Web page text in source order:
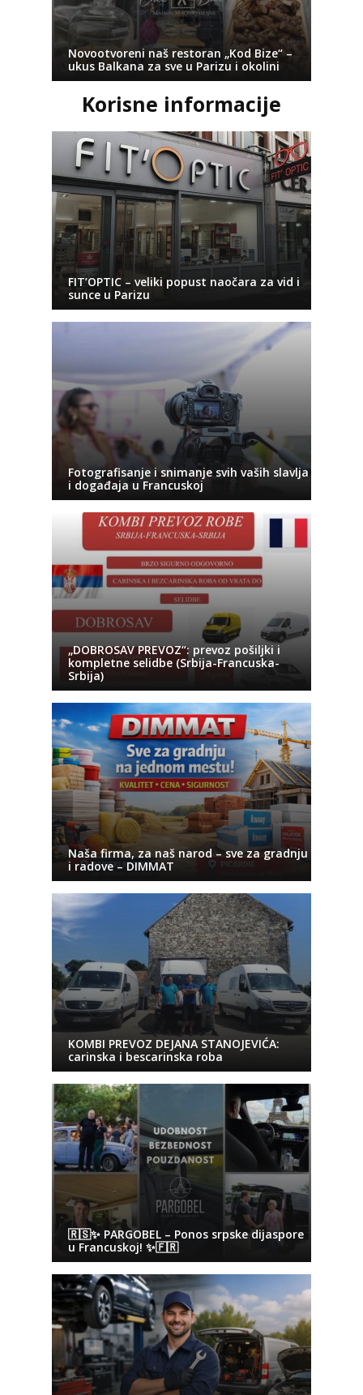
Novootvoreni naš restoran „Kod Bize“ –
ukus Balkana za sve u Parizu i okolini
Korisne informacije
FIT’OPTIC – veliki popust naočara za vid i
sunce u Parizu
Fotografisanje i snimanje svih vaših slavlja
i događaja u Francuskoj
„DOBROSAV PREVOZ“: prevoz pošiljki i
kompletne selidbe (Srbija-Francuska-
Srbija)
Naša firma, za naš narod – sve za gradnju
i radove – DIMMAT
KOMBI PREVOZ DEJANA STANOJEVIĆA:
carinska i bescarinska roba
🇷🇸✨ PARGOBEL – Ponos srpske dijaspore
u Francuskoj! ✨🇫🇷